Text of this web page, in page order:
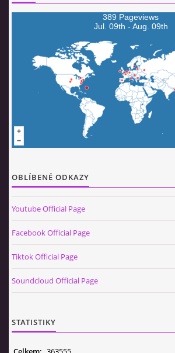
Jimmy van
© 2026 eStránky.cz Aktualizováno: 5.
389 Pageviews
Jul. 09th - Aug. 09th
OBLÍBENÉ ODKAZY
Youtube Official Page
Facebook Official Page
Tiktok Official Page
Soundcloud Official Page
STATISTIKY